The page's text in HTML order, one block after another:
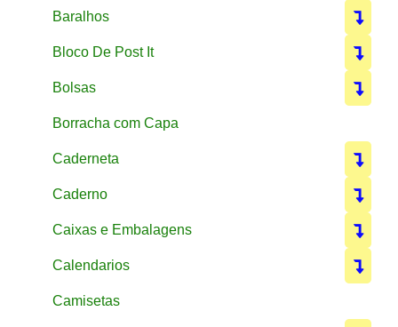
Baralhos
Bloco De Post It
Bolsas
Borracha com Capa
Caderneta
Caderno
Caixas e Embalagens
Calendarios
Camisetas